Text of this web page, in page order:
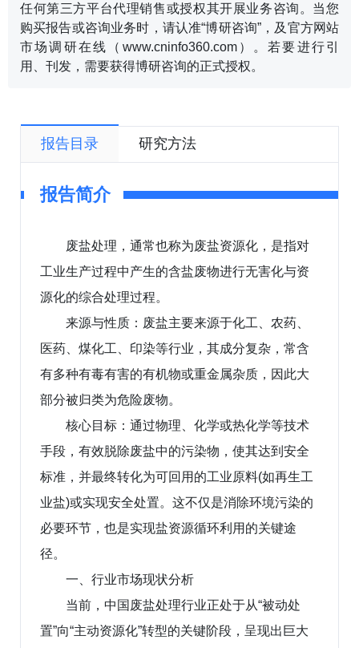
任何第三方平台代理销售或授权其开展业务咨询。当您
购买报告或咨询业务时，请认准“博研咨询”，及官方网站
市场调研在线（www.cninfo360.com）。若要进行引
用、刊发，需要获得博研咨询的正式授权。
报告目录 研究方法
报告简介
废盐处理，通常也称为废盐资源化，是指对
工业生产过程中产生的含盐废物进行无害化与资
源化的综合处理过程。
来源与性质：废盐主要来源于化工、农药、
医药、煤化工、印染等行业，其成分复杂，常含
有多种有毒有害的有机物或重金属杂质，因此大
部分被归类为危险废物。
核心目标：通过物理、化学或热化学等技术
手段，有效脱除废盐中的污染物，使其达到安全
标准，并最终转化为可回用的工业原料(如再生工
业盐)或实现安全处置。这不仅是消除环境污染的
必要环节，也是实现盐资源循环利用的关键途
径。
一、行业市场现状分析
当前，中国废盐处理行业正处于从“被动处
置”向“主动资源化”转型的关键阶段，呈现出巨大